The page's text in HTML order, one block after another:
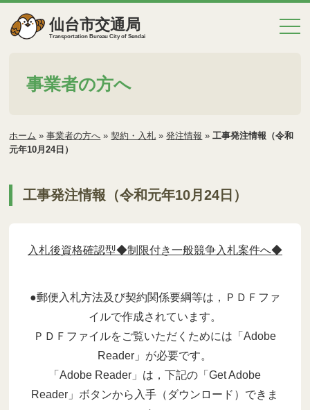
仙台市交通局
Transportation Bureau City of Sendai
事業者の方へ
ホーム »事業者の方へ »契約・入札 »発注情報 »工事発注情報（令和
元年10月24日）
工事発注情報（令和元年10月24日）
入札後資格確認型◆制限付き一般競争入札案件へ◆
●郵便入札方法及び契約関係要綱等は，ＰＤＦファ
イルで作成されています。
ＰＤＦファイルをご覧いただくためには「Adobe
Reader」が必要です。
「Adobe Reader」は，下記の「Get Adobe
Reader」ボタンから入手（ダウンロード）できま